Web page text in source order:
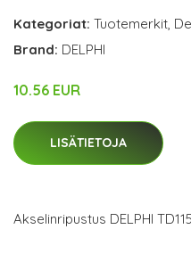
Kategoriat: Tuotemerkit,
Brand: DELPHI
10.56 EUR
LISÄTIETOJA
Akselinripustus DELPHI